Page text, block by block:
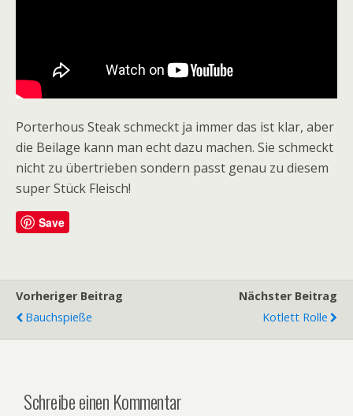
Porterhous Steak schmeckt ja immer das ist klar, aber
die Beilage kann man echt dazu machen. Sie schmeckt
nicht zu übertrieben sondern passt genau zu diesem
super Stück Fleisch!
Save
Vorheriger Beitrag
Bauchspieße
Nächster Beitrag
Kotlett Rolle
Schreibe einen Kommentar